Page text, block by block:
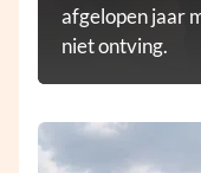
afgelopen jaar
niet ontving.